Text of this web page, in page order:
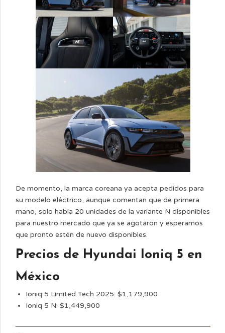
De momento, la marca coreana ya acepta pedidos para
su modelo eléctrico, aunque comentan que de primera
mano, solo había 20 unidades de la variante N disponibles
para nuestro mercado que ya se agotaron y esperamos
que pronto estén de nuevo disponibles.
Precios de Hyundai Ioniq 5 en
México
Ioniq 5 Limited Tech 2025: $1,179,900
Ioniq 5 N: $1,449,900